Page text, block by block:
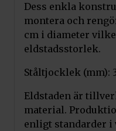
Dess enkla
montera och
cm i diameter
eldstadsstorlek.
Ståltjocklek (mm):
Eldstaden är
material.
enligt standarder i